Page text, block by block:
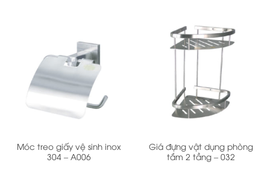
Móc treo giấy vệ sinh inox
304 – A006
Giá đựng vật dụng phòng
tắm 2 tầng – 032